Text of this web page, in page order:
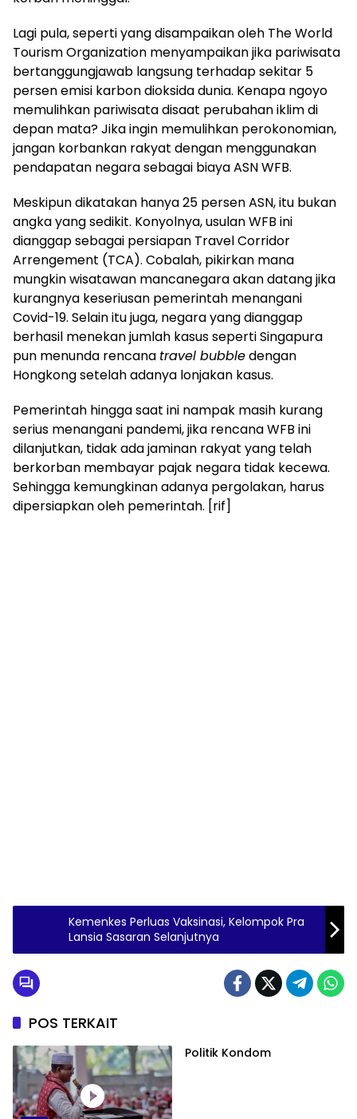
Lagi pula, seperti yang disampaikan oleh The World
Tourism Organization menyampaikan jika pariwisata
bertanggungjawab langsung terhadap sekitar 5
persen emisi karbon dioksida dunia. Kenapa ngoyo
memulihkan pariwisata disaat perubahan iklim di
depan mata? Jika ingin memulihkan perokonomian,
jangan korbankan rakyat dengan menggunakan
pendapatan negara sebagai biaya ASN WFB.
Meskipun dikatakan hanya 25 persen ASN, itu bukan
angka yang sedikit. Konyolnya, usulan WFB ini
dianggap sebagai persiapan Travel Corridor
Arrengement (TCA). Cobalah, pikirkan mana
mungkin wisatawan mancanegara akan datang jika
kurangnya keseriusan pemerintah menangani
Covid-19. Selain itu juga, negara yang dianggap
berhasil menekan jumlah kasus seperti Singapura
pun menunda rencana travel bubbledengan
Hongkong setelah adanya lonjakan kasus.
Pemerintah hingga saat ini nampak masih kurang
serius menangani pandemi, jika rencana WFB ini
dilanjutkan, tidak ada jaminan rakyat yang telah
berkorban membayar pajak negara tidak kecewa.
Sehingga kemungkinan adanya pergolakan, harus
dipersiapkan oleh pemerintah. [rif]
Kemenkes Perluas Vaksinasi, Kelompok Pra
Lansia Sasaran Selanjutnya
POS TERKAIT
Politik Kondom